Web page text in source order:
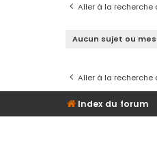
Aller à la recherche
Aucun sujet ou
Aller à la recherche
Index du forum